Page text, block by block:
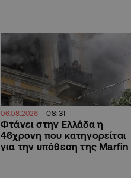
06.08.2026 08:31
Φτάνει στην Ελλάδα η
46χρονη που κατηγορείται
για την υπόθεση της Marfin